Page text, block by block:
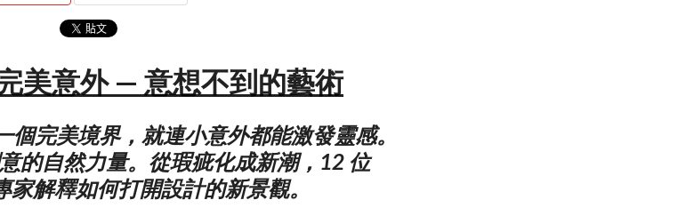
美意外 — 意想不到的藝術
個完美境界，就連小意外都能激發靈感。
的自然力量。從瑕疵化成新潮，12 位
家解釋如何打開設計的新景觀。